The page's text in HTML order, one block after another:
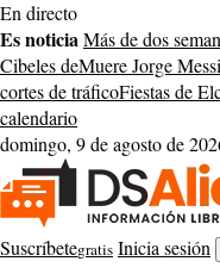
Saltar
al
contenido
En directo
Es noticiaMás de dos
Cibeles deMuere Jorge
cortes de tráficoFiestas de
calendario
domingo, 9 de agosto de
Suscríbetegratis Inicia sesión